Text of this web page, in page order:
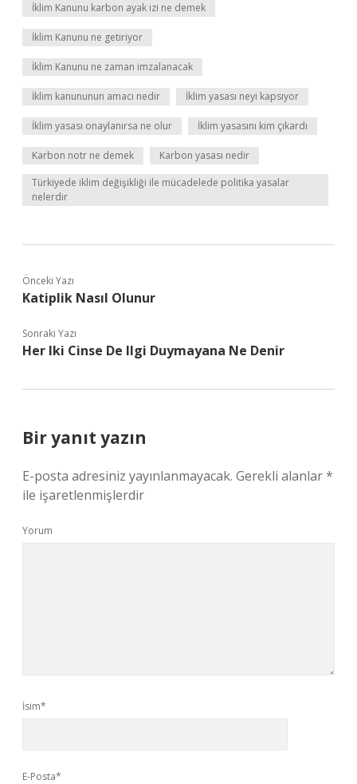
İklim Kanunu karbon ayak izi ne demek
İklim Kanunu ne getiriyor
İklim Kanunu ne zaman imzalanacak
İklim kanununun amacı nedir İklim yasası neyi kapsıyor
İklim yasası onaylanırsa ne olur İklim yasasını kim çıkardı
Karbon notr ne demek
Karbon yasası nedir
Türkiyede iklim değişikliği ile mücadelede politika yasalar
nelerdir
Önceki Yazı
Katiplik Nasıl Olunur
Sonraki Yazı
Her Iki Cinse De Ilgi Duymayana Ne Denir
Bir yanıt yazın
E-posta adresiniz yayınlanmayacak. Gerekli alanlar*
ile işaretlenmişlerdir
Yorum
İsim*
E-Posta*